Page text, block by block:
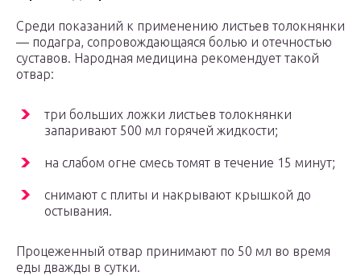
Среди показаний к применению листьев толокнянки
— подагра, сопровождающаяся болью и отечностью
суставов. Народная медицина рекомендует такой
отвар:
три больших ложки листьев толокнянки
запаривают 500 мл горячей жидкости;
на слабом огне смесь томят в течение 15 минут;
снимают с плиты и накрывают крышкой до
остывания.
Процеженный отвар принимают по 50 мл во время
еды дважды в сутки.